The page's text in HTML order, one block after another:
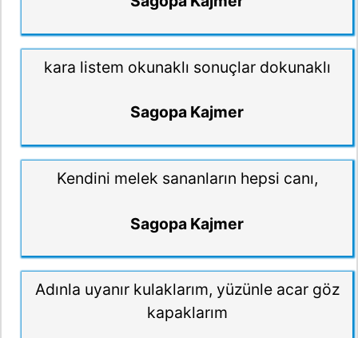
kara listem okunaklı sonuçlar dokunaklı
Sagopa Kajmer
Kendini melek sananların hepsi canı,
Sagopa Kajmer
Adınla uyanır kulaklarım, yüzünle acar göz
kapaklarım